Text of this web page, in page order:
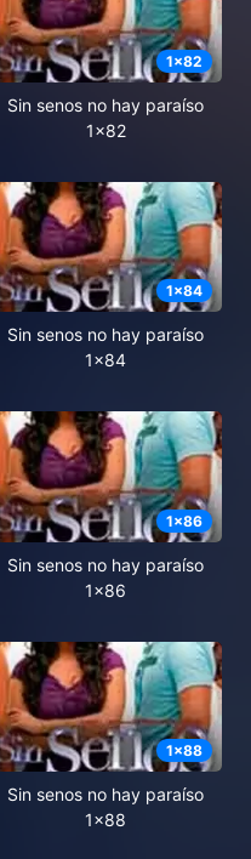
1x82
Sin senos no hay paraíso
1x82
1x84
Sin senos no hay paraíso
1x84
1x86
Sin senos no hay paraíso
1x86
1x88
Sin senos no hay paraíso
1x88